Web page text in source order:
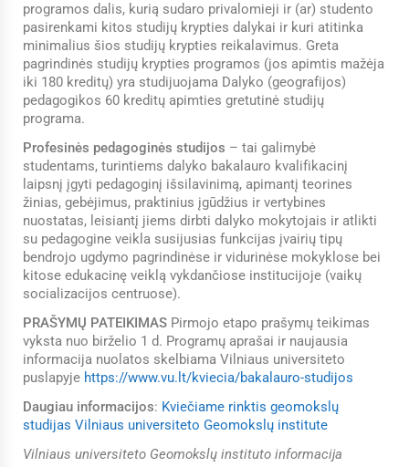
programos dalis, kurią sudaro privalomieji ir (ar) studento
pasirenkami kitos studijų krypties dalykai ir kuri atitinka
minimalius šios studijų krypties reikalavimus. Greta
pagrindinės studijų krypties programos (jos apimtis mažėja
iki 180 kreditų) yra studijuojama Dalyko (geografijos)
pedagogikos 60 kreditų apimties gretutinė studijų
programa.
Profesinės pedagoginės studijos – tai galimybė
studentams, turintiems dalyko bakalauro kvalifikacinį
laipsnį įgyti pedagoginį išsilavinimą, apimantį teorines
žinias, gebėjimus, praktinius įgūdžius ir vertybines
nuostatas, leisiantį jiems dirbti dalyko mokytojais ir atlikti
su pedagogine veikla susijusias funkcijas įvairių tipų
bendrojo ugdymo pagrindinėse ir vidurinėse mokyklose bei
kitose edukacinę veiklą vykdančiose institucijoje (vaikų
socializacijos centruose).
PRAŠYMŲ PATEIKIMAS Pirmojo etapo prašymų teikimas
vyksta nuo birželio 1 d. Programų aprašai ir naujausia
informacija nuolatos skelbiama Vilniaus universiteto
puslapyje https://www.vu.lt/kviecia/bakalauro-studijos
Daugiau informacijos: Kviečiame rinktis geomokslų
studijas Vilniaus universiteto Geomokslų institute
Vilniaus universiteto Geomokslų instituto informacija